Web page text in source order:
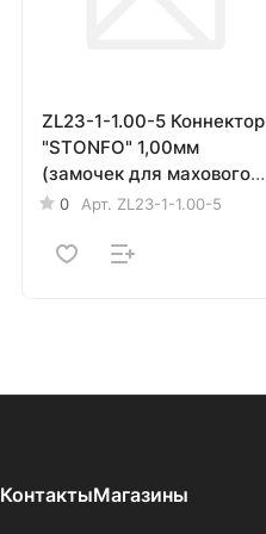
ZL23-1-1.00-5 Коннектор
"STONFO" 1,00мм
(замочек для махового
удилища) 5шт.
0 Арт. ZL23-1-1.00-5
КонтактыМагазины